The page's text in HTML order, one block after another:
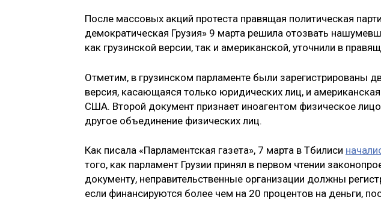
После массовых акций протеста правящая политическая
демократическая Грузия» 9 марта решила отозвать
как грузинской версии, так и американской, уточнили в
Отметим, в грузинском парламенте были зарегистрированы
версия, касающаяся только юридических лиц, и
США. Второй документ признает иноагентом физическое
другое объединение физических лиц.
Как писала «Парламентская газета», 7 марта в Тбилиси
того, как парламент Грузии принял в первом чтении
документу, неправительственные организации должны
если финансируются более чем на 20 процентов на деньги,